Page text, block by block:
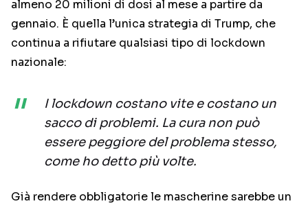
almeno 20 milioni di dosi al mese a partire da
gennaio. È quella l’unica strategia di Trump, che
continua a rifiutare qualsiasi tipo di lockdown
nazionale:
I lockdown costano vite e costano un
sacco di problemi. La cura non può
essere peggiore del problema stesso,
come ho detto più volte.
Già rendere obbligatorie le mascherine sarebbe un